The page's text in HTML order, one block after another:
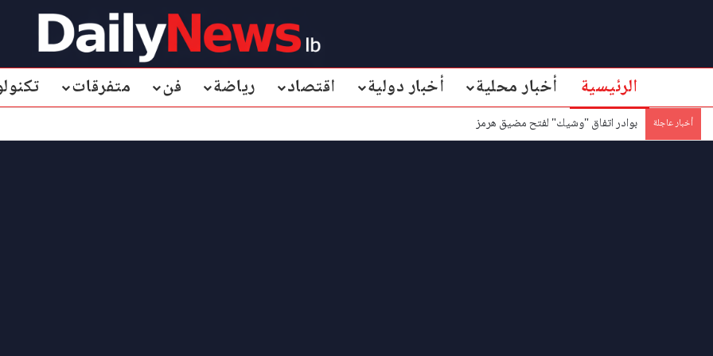
الرئيسية أخبار محلية أخبار دولية اقتصاد رياضة فن متفرقات
أخبار عاجلة بوادر اتفاق "وشيك" لفتح مضيق هرمز